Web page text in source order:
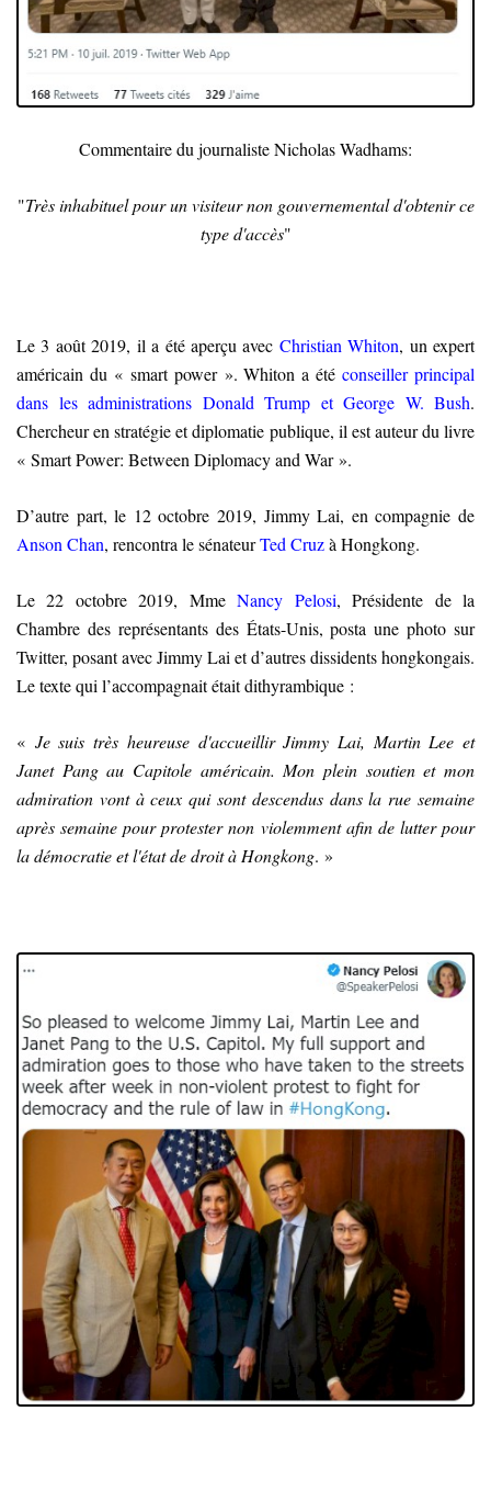
Commentaire du journaliste Nicholas Wadhams:
"Très inhabituel pour un visiteur non gouvernemental d'obtenir ce
type d'accès"
Le 3 août 2019, il a été aperçu avec Christian Whiton, un expert
américain du « smart power ». Whiton a étéconseiller principal
dans les administrations Donald Trump et George W. Bush.
Chercheur en stratégie et diplomatie publique, il est auteur du livre
« Smart Power: Between Diplomacy and War ».
D’autre part, le 12 octobre 2019, Jimmy Lai, en compagnie de
Anson Chan, rencontra le sénateurTed Cruzà Hongkong.
Le 22 octobre 2019, MmeNancy Pelosi, Présidente de la
Chambre des représentants des États-Unis, posta une photo sur
Twitter, posant avec Jimmy Lai et d’autres dissidents hongkongais.
Le texte qui l’accompagnait était dithyrambique :
« Je suis très heureuse d'accueillir Jimmy Lai, Martin Lee et
Janet Pang au Capitole américain. Mon plein soutien et mon
admiration vont à ceux qui sont descendus dans la rue semaine
après semaine pour protester non violemment afin de lutter pour
la démocratie et l'état de droit à Hongkong. »